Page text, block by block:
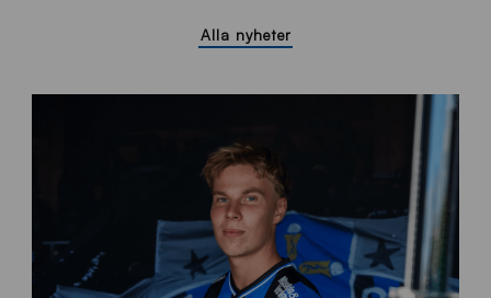
Alla nyheter